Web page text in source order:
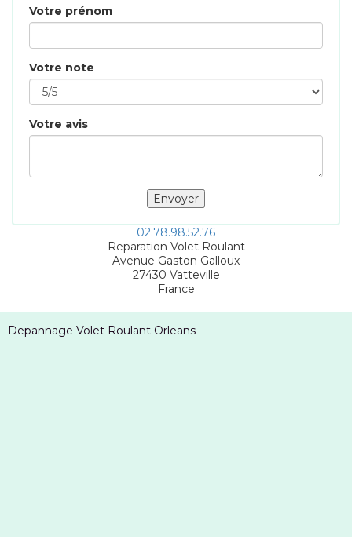
Votre prénom
Votre note
Votre avis
02.78.98.52.76
Reparation Volet Roulant
Avenue Gaston Galloux
27430 Vatteville
France
Depannage Volet Roulant Orleans